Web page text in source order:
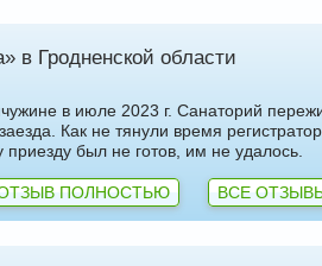
в Гродненской области
в июле 2023 г. Санаторий
Как не тянули время
был не готов, им не удалось.
ПОЛНОСТЬЮ ВСЕ